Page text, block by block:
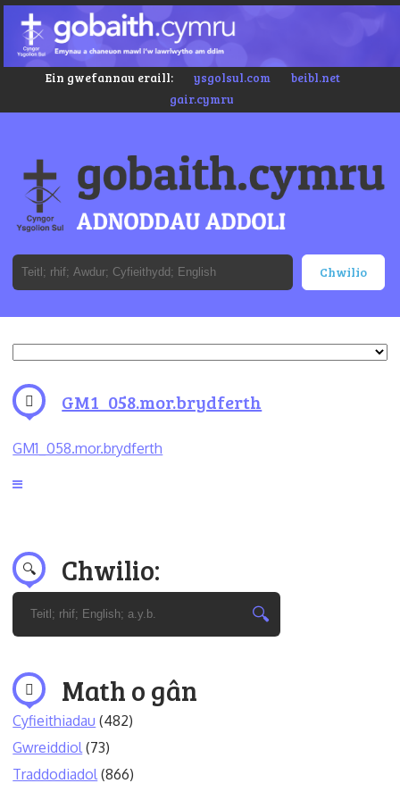
Ein gwefannau eraill: ysgolsul.com
beibl.net
gair.cymru
GM1_058.mor.brydferth
GM1_058.mor.brydferth
Chwilio:
Math o gân
Cyfieithiadau (482)
Gwreiddiol (73)
Traddodiadol (866)